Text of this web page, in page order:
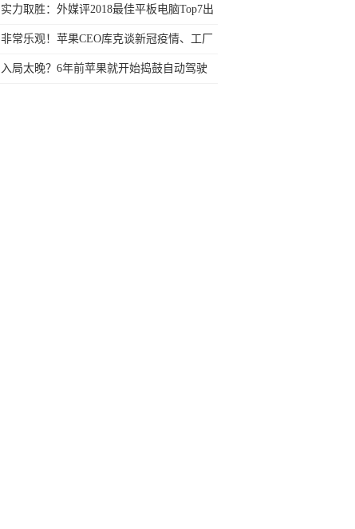
价格下调幅度大
实力取胜：外媒评2018最佳平板电脑Top7出
炉
非常乐观！苹果CEO库克谈新冠疫情、工厂
复工和产能
入局太晚？6年前苹果就开始捣鼓自动驾驶